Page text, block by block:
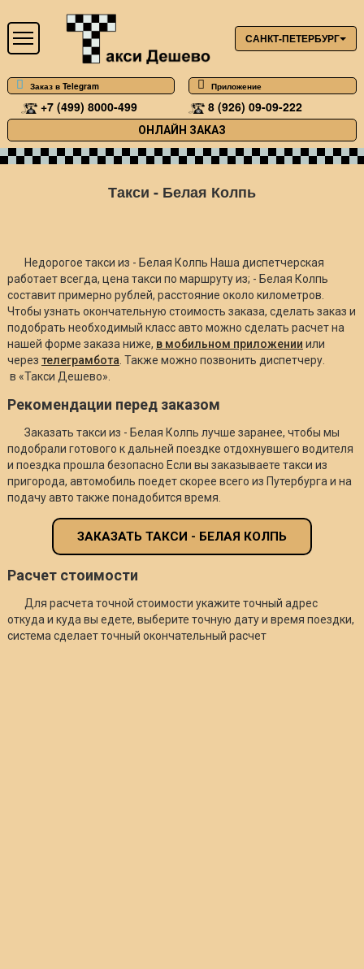
САНКТ-ПЕТЕРБУРГ
Заказ в Telegram Приложение
+7 (499) 8000-499 8 (926) 09-09-222
ОНЛАЙН ЗАКАЗ
Такси - Белая Колпь
Недорогое такси из - Белая Колпь Наша диспетчерская
работает всегда, цена такси по маршруту из; - Белая Колпь
составит примерно рублей, расстояние около километров.
Чтобы узнать окончательную стоимость заказа, сделать заказ и
подобрать необходимый класс авто можно сделать расчет на
нашей форме заказа ниже, в мобильном приложении или
через телеграмбота. Также можно позвонить диспетчеру.
в «Такси Дешево».
Рекомендации перед заказом
Заказать такси из - Белая Колпь лучше заранее, чтобы мы
подобрали готового к дальней поездке отдохнувшего водителя
и поездка прошла безопасно Если вы заказываете такси из
пригорода, автомобиль поедет скорее всего из Путербурга и на
подачу авто также понадобится время.
ЗАКАЗАТЬ ТАКСИ - БЕЛАЯ КОЛПЬ
Расчет стоимости
Для расчета точной стоимости укажите точный адрес
откуда и куда вы едете, выберите точную дату и время поездки,
система сделает точный окончательный расчет